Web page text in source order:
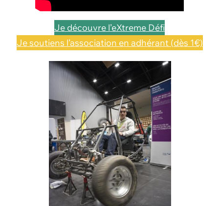
Je découvre l’eXtreme Défi
Je soutiens l’association en adhérant (dès 1€)